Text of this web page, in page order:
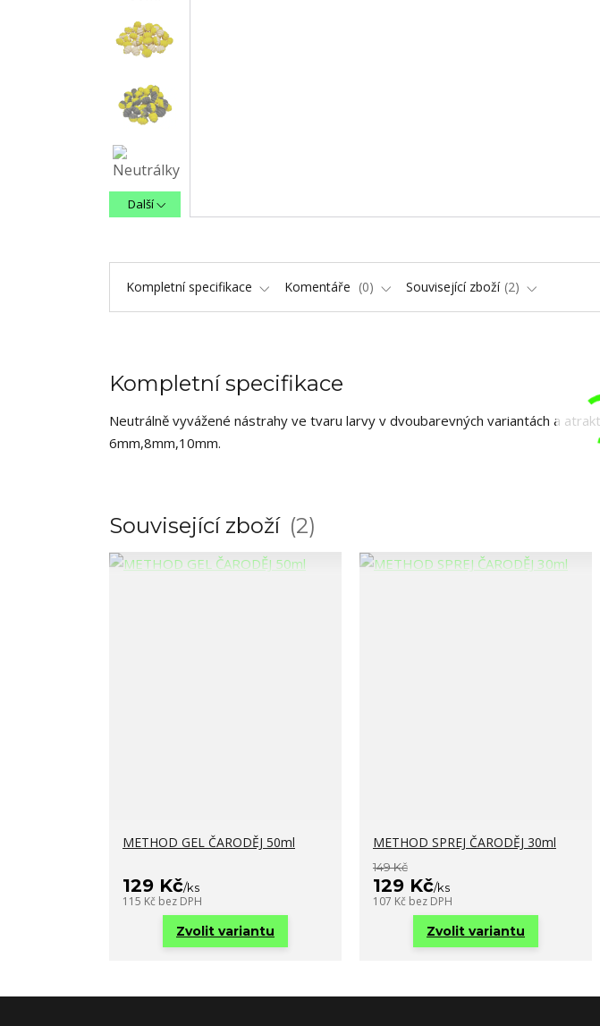
Další
Kompletní specifikace Komentáře 0 Související zboží 2
Kompletní specifikace
Neutrálně vyvážené nástrahy ve tvaru larvy v dvoubarevných variantách a
6mm,8mm,10mm.
Související zboží 2
METHOD GEL ČARODĚJ 50ml
129 Kč/ks
115 Kč bez DPH
Zvolit variantu
METHOD SPREJ ČARODĚJ 30ml
149 Kč
129 Kč/ks
107 Kč bez DPH
Zvolit variantu